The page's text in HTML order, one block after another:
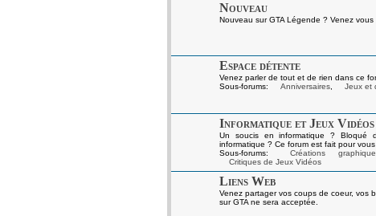
Nouveau
Nouveau sur GTA Légende ? Venez vous
Espace détente
Venez parler de tout et de rien dans ce
Sous-forums:
Anniversaires Jeux et
Informatique et Jeux Vidéos
Un soucis en informatique ? Bloqué
informatique ? Ce forum est fait pour vous
Sous-forums:
Créations
Critiques de Jeux Vidéos
Liens Web
Venez partager vos coups de coeur, vos
sur GTA ne sera acceptée.